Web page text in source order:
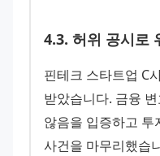
4.3. 허위 공시로
핀테크 스타트업 C
받았습니다. 금융
않음을 입증하고
사건을 마무리했습